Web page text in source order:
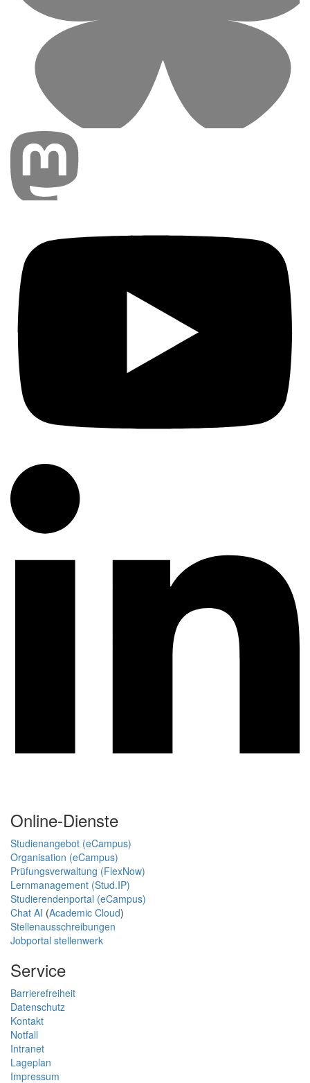
Online-Dienste
Studienangebot (eCampus)
Organisation (eCampus)
Prüfungsverwaltung (FlexNow)
Lernmanagement (Stud.IP)
Studierendenportal (eCampus)
Chat AI (Academic Cloud)
Stellenausschreibungen
Jobportal stellenwerk
Service
Barrierefreiheit
Datenschutz
Kontakt
Notfall
Intranet
Lageplan
Impressum